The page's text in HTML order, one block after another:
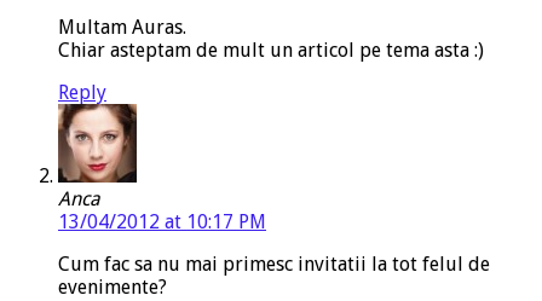
Multam Auras.
Chiar asteptam de mult un articol pe tema asta :)
Reply
Anca
13/04/2012 at 10:17 PM
Cum fac sa nu mai primesc invitatii la tot felul de
evenimente?